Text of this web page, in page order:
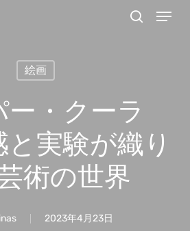
Menu
絵画
ー・クーラ
と実験が織り
術の世界
2023年4月23日